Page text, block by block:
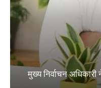
मुख्य निर्वाचन